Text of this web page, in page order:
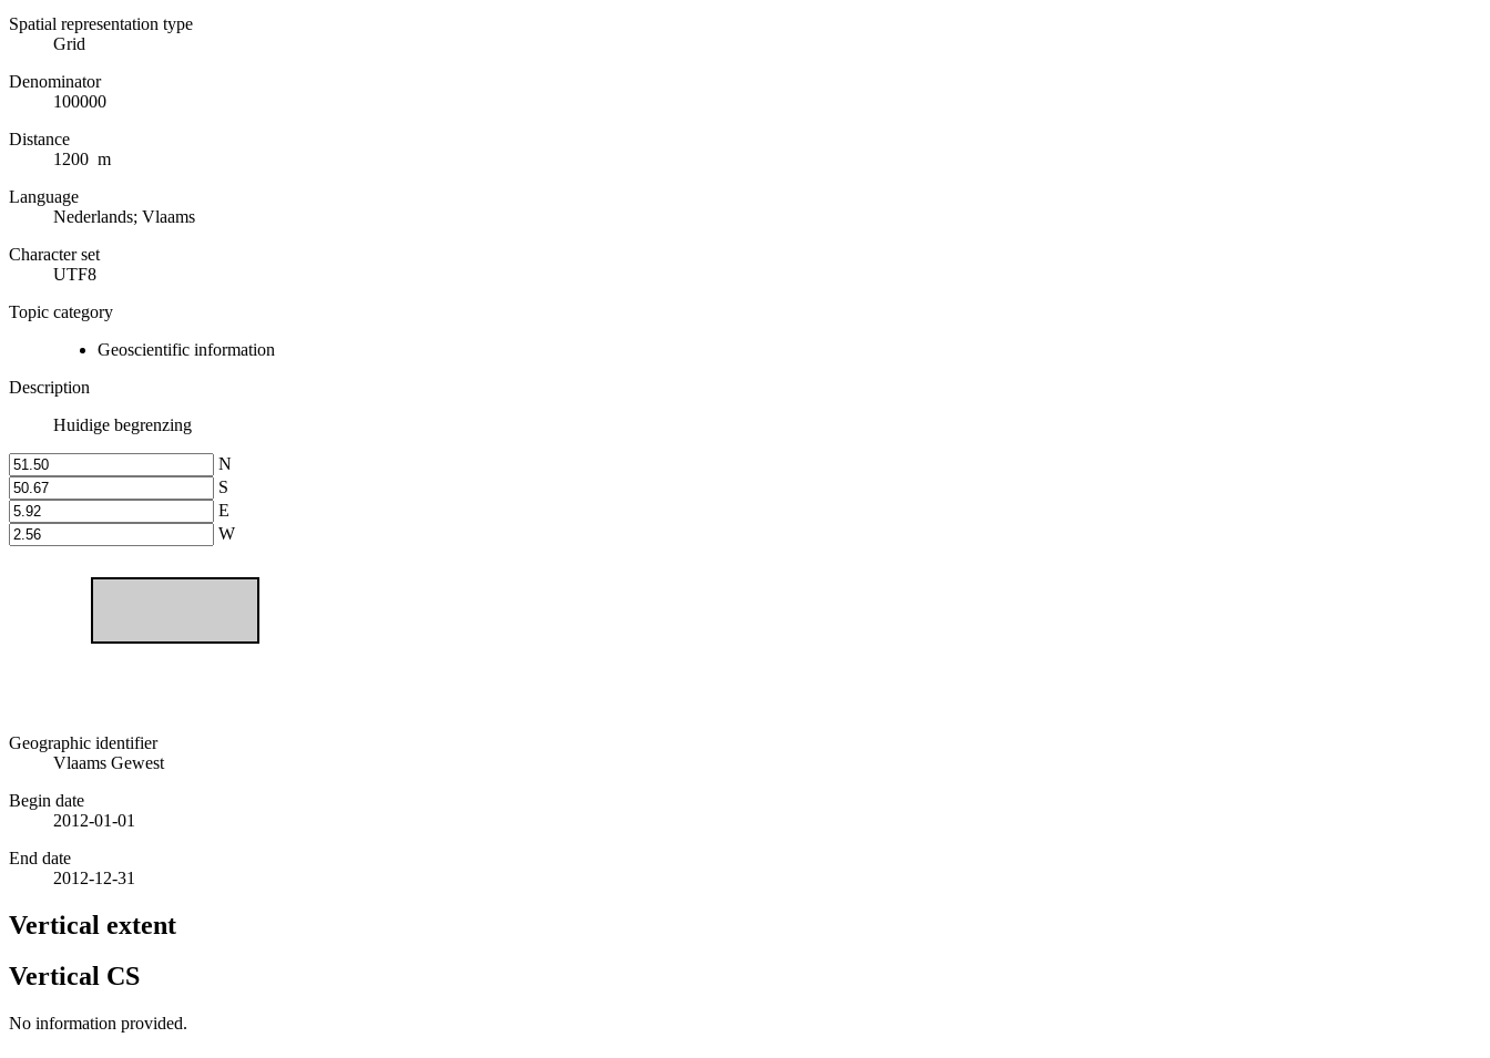
Spatial representation type
Grid
Denominator
100000
Distance
1200 m
Language
Nederlands; Vlaams
Character set
UTF8
Topic category
Geoscientific information
Description
Huidige begrenzing
N
S
E
W
Geographic identifier
Vlaams Gewest
Begin date
2012-01-01
End date
2012-12-31
Vertical extent
Vertical CS
No information provided.